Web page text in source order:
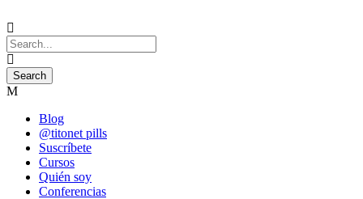
Blog
@titonet pills
Suscríbete
Cursos
Quién soy
Conferencias